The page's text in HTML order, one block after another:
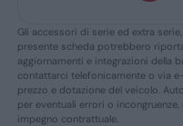
Gli accessori di serie ed extra
presente scheda potrebbero
aggiornamenti e integrazioni della
contattarci telefonicamente o via
prezzo e dotazione del veicolo.
per eventuali errori o
impegno contrattuale.